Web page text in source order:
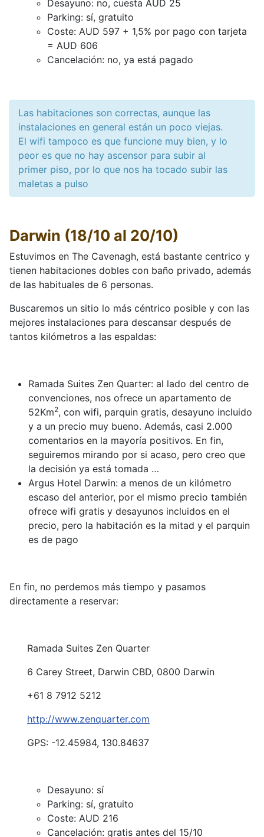
Desayuno: no, cuesta AUD 25
Parking: sí, gratuito
Coste: AUD 597 + 1,5% por pago con tarjeta
= AUD 606
Cancelación: no, ya está pagado
Las habitaciones son correctas, aunque las
instalaciones en general están un poco viejas.
El wifi tampoco es que funcione muy bien, y lo
peor es que no hay ascensor para subir al
primer piso, por lo que nos ha tocado subir las
maletas a pulso
Darwin (18/10 al 20/10)
Estuvimos en The Cavenagh, está bastante centrico y
tienen habitaciones dobles con baño privado, además
de las habituales de 6 personas.
Buscaremos un sitio lo más céntrico posible y con las
mejores instalaciones para descansar después de
tantos kilómetros a las espaldas:
Ramada Suites Zen Quarter: al lado del centro de
convenciones, nos ofrece un apartamento de
52Km2, con wifi, parquin gratis, desayuno incluido
y a un precio muy bueno. Además, casi 2.000
comentarios en la mayoría positivos. En fin,
seguiremos mirando por si acaso, pero creo que
la decisión ya está tomada …
Argus Hotel Darwin: a menos de un kilómetro
escaso del anterior, por el mismo precio también
ofrece wifi gratis y desayunos incluidos en el
precio, pero la habitación es la mitad y el parquin
es de pago
En fin, no perdemos más tiempo y pasamos
directamente a reservar:
Ramada Suites Zen Quarter
6 Carey Street, Darwin CBD, 0800 Darwin
+61 8 7912 5212
http://www.zenquarter.com
GPS: -12.45984, 130.84637
Desayuno: sí
Parking: sí, gratuito
Coste: AUD 216
Cancelación: gratis antes del 15/10